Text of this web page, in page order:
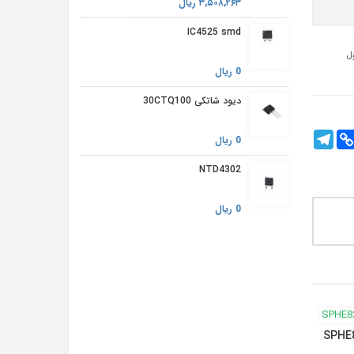
Telegram
IC4525 smd
0 ریال
دیود شاتکی 30CTQ100
0 ریال
NTD4302
0 ریال